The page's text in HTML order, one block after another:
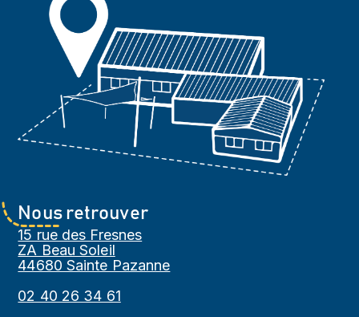
Nous retrouver
15 rue des Fresnes
ZA Beau Soleil
44680 Sainte Pazanne
02 40 26 34 61